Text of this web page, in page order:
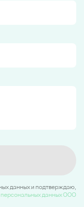
данных и подтверждаю,
персональных данных ООО